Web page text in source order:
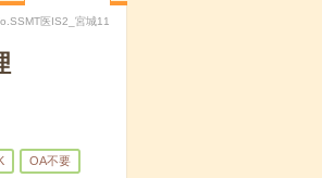
医IS2_宮城11
OA不要